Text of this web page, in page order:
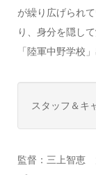
が繰り広げられ
り、身分を隠し
「陸軍中野学校
スタッフ＆キ
監督：三上智恵